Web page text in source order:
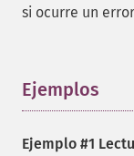
si ocurre un
Ejemplos
Ejemplo #1